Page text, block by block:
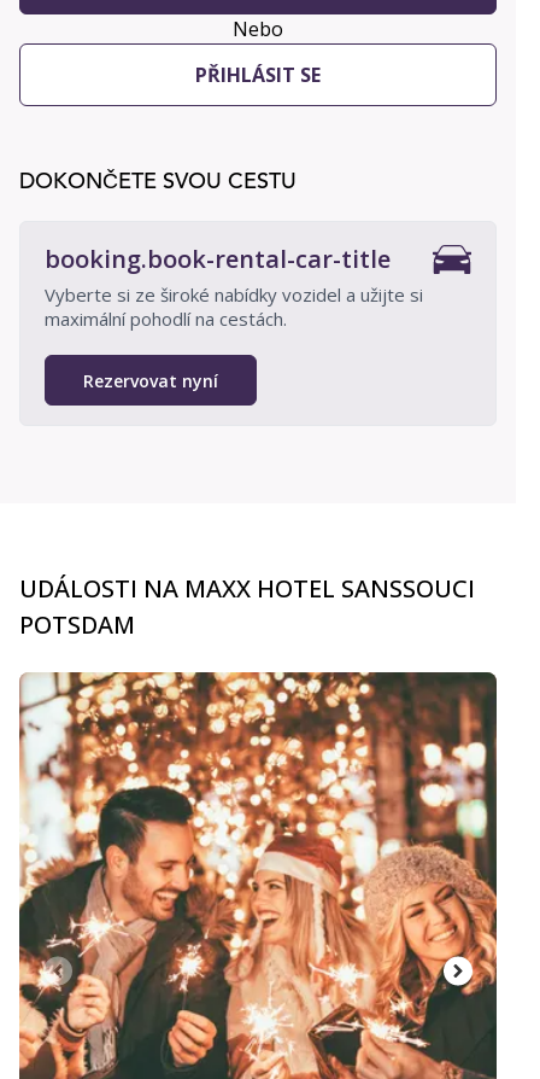
Nebo
PŘIHLÁSIT SE
DOKONČETE SVOU CESTU
booking.book-rental-car-title
Vyberte si ze široké nabídky vozidel a užijte si
maximální pohodlí na cestách.
Rezervovat nyní
UDÁLOSTI NA MAXX HOTEL SANSSOUCI
POTSDAM
carousel.aria_current_slide